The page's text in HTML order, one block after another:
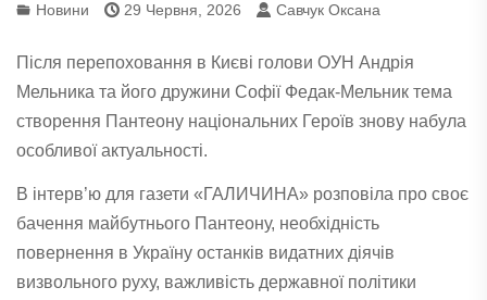
Новини 29 Червня, 2026 Савчук Оксана
Після перепоховання в Києві голови ОУН Андрія
Мельника та його дружини Софії Федак-Мельник тема
створення Пантеону національних Героїв знову набула
особливої актуальності.
В інтерв’ю для газети «ГАЛИЧИНА» розповіла про своє
бачення майбутнього Пантеону, необхідність
повернення в Україну останків видатних діячів
визвольного руху, важливість державної політики